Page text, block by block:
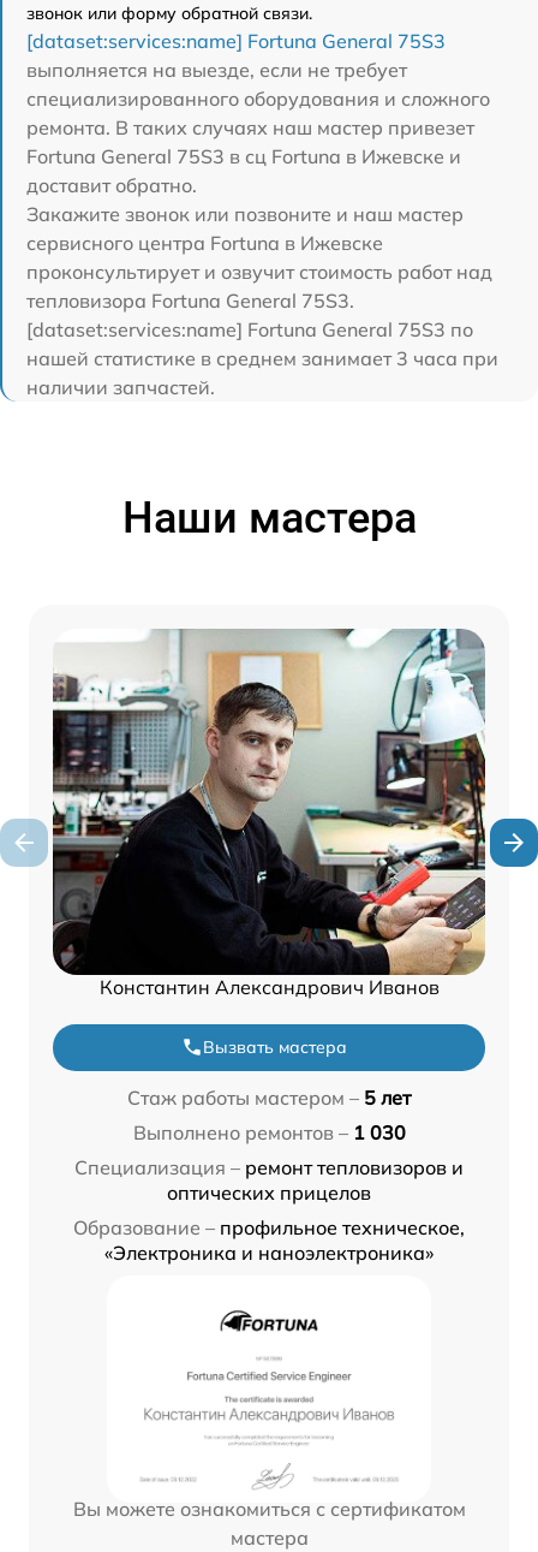
звонок или форму обратной связи.
[dataset:services:name] Fortuna General 75S3
выполняется на выезде, если не требует
специализированного оборудования и сложного
ремонта. В таких случаях наш мастер привезет
Fortuna General 75S3 в сц Fortuna в Ижевске и
доставит обратно.
Закажите звонок или позвоните и наш мастер
сервисного центра Fortuna в Ижевске
проконсультирует и озвучит стоимость работ над
тепловизора Fortuna General 75S3.
[dataset:services:name] Fortuna General 75S3 по
нашей статистике в среднем занимает 3 часа при
наличии запчастей.
Наши мастера
Константин Александрович Иванов
Вызвать мастера
Стаж работы мастером – 5 лет
Выполнено ремонтов – 1 030
Специализация – ремонт тепловизоров и
оптических прицелов
Образование – профильное техническое,
«Электроника и наноэлектроника»
Вы можете ознакомиться с сертификатом
мастера